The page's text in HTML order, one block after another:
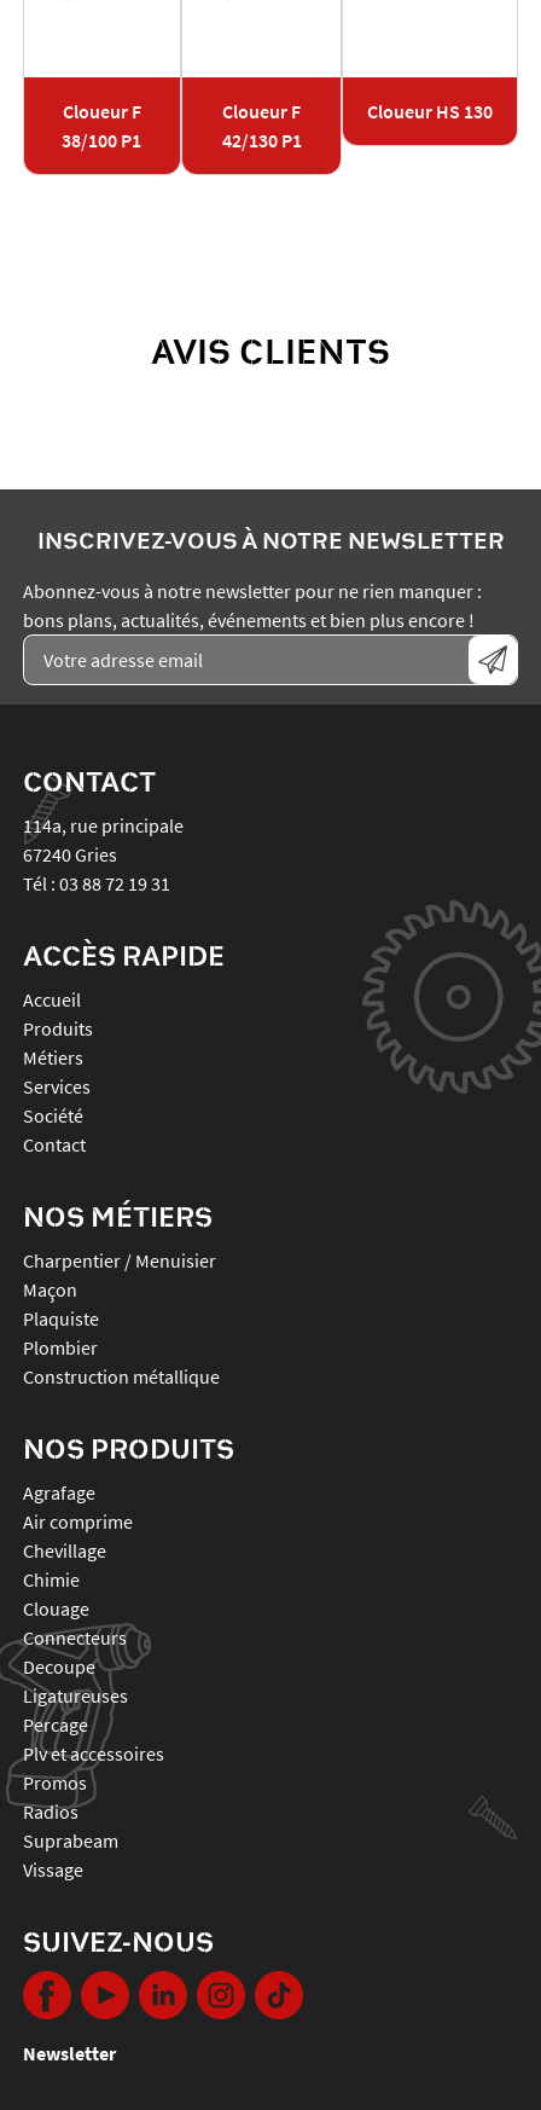
Cloueur F
38/100 P1
Cloueur F
42/130 P1
Cloueur HS 130
AVIS CLIENTS
INSCRIVEZ-VOUS À NOTRE NEWSLETTER
Abonnez-vous à notre newsletter pour ne rien manquer :
bons plans, actualités, événements et bien plus encore !
CONTACT
114a, rue principale
67240Gries
Tél : 03 88 72 19 31
ACCÈS RAPIDE
Accueil
Produits
Métiers
Services
Société
Contact
NOS MÉTIERS
Charpentier / Menuisier
Maçon
Plaquiste
Plombier
Construction métallique
NOS PRODUITS
agrafage
air comprime
chevillage
chimie
clouage
connecteurs
decoupe
ligatureuses
percage
plv et accessoires
promos
radios
suprabeam
vissage
SUIVEZ-NOUS
Newsletter